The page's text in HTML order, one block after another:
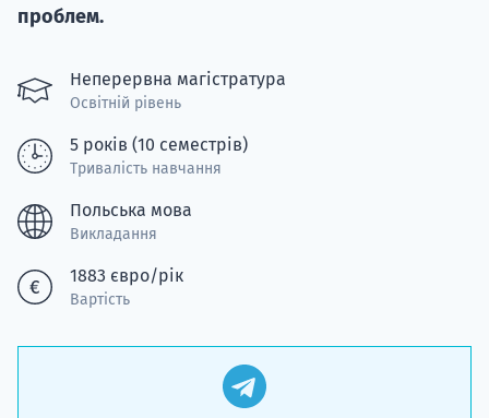
проблем.
Неперервна магістратура
Освітній рівень
5 років (10 семестрів)
Тривалість навчання
Польська мова
Викладання
1883 євро/рік
Вартість